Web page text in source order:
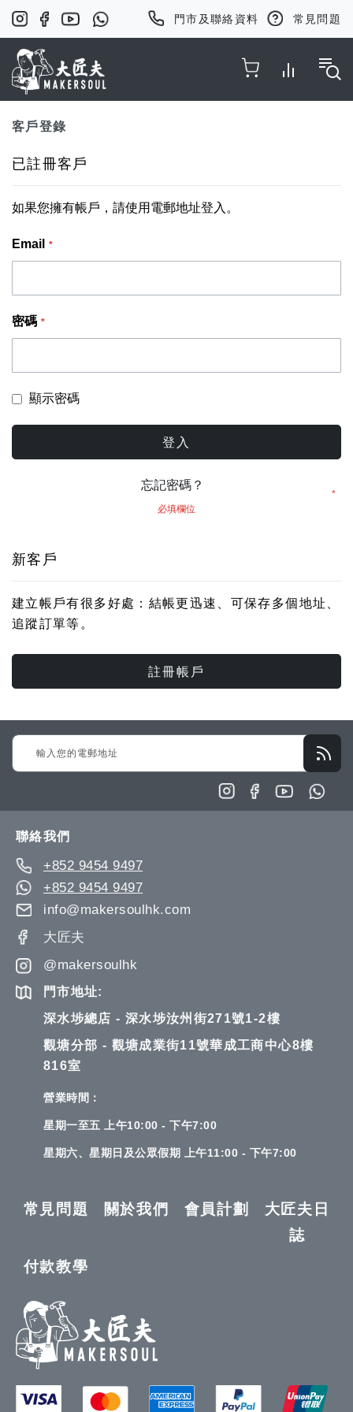
門市及聯絡資料 常見問題
客戶登錄
已註冊客戶
如果您擁有帳戶，請使用電郵地址登入。
Email
密碼
顯示密碼
登入
忘記密碼？
新客戶
建立帳戶有很多好處：結帳更迅速、可保存多個地址、
追蹤訂單等。
註冊帳戶
Sign
Up
聯絡我們
+852 9454 9497
+852 9454 9497
info@makersoulhk.com
大匠夫
@makersoulhk
門市地址:
深水埗總店 - 深水埗汝州街271號1-2樓
觀塘分部 - 觀塘成業街11號華成工商中心8樓
816室
營業時間：
星期一至五 上午10:00 - 下午7:00
星期六、星期日及公眾假期 上午11:00 - 下午7:00
常見問題 關於我們 會員計劃
大匠夫日
誌
付款教學